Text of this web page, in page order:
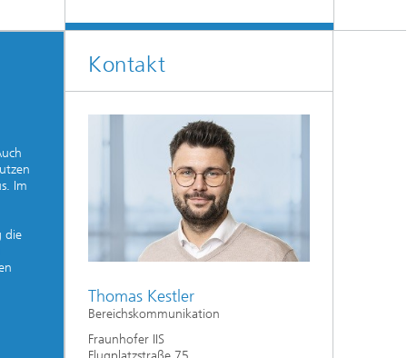
Im
die
Kontakt
Thomas Kestler
Bereichskommunikation
Fraunhofer IIS